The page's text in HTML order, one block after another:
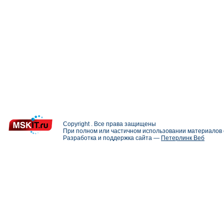
Copyright . Все права защищены
При полном или частичном использовании
Разработка и поддержка сайта — Петерлинк Веб